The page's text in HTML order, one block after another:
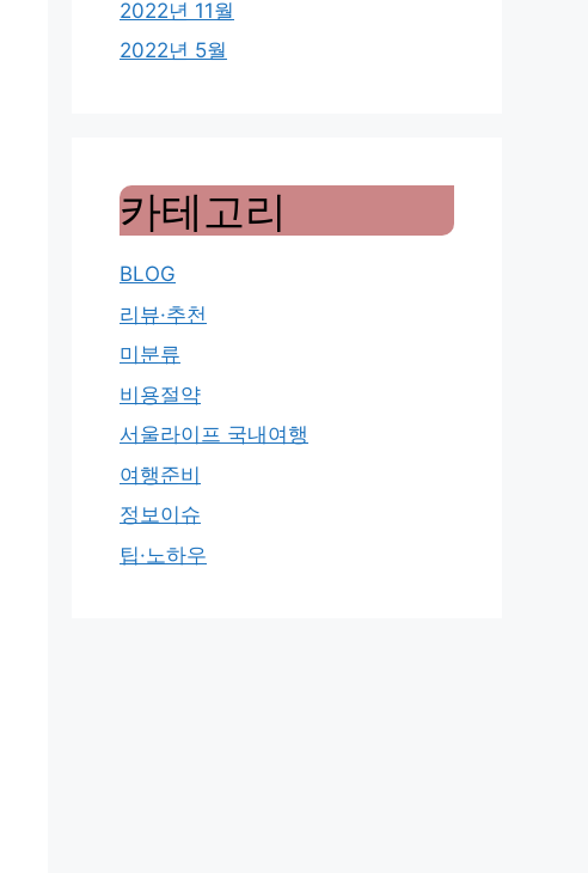
2022년 11월
2022년 5월
카테고리
BLOG
리뷰·추천
미분류
비용절약
서울라이프 국내여행
여행준비
정보이슈
팁·노하우